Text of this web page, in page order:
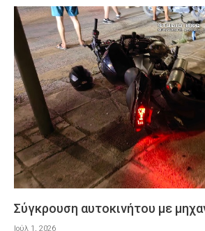
Σύγκρουση αυτοκινήτου με
Ιούλ 1, 2026